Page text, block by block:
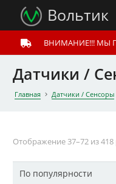
Вольтик
ВНИМАНИЕ!!! МЫ
Датчики /
Главная Датчики / Сенсоры
Отображение 37–72 из 418